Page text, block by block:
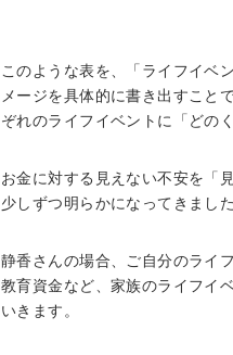
このような表を、「ライフイベ
メージを具体的に書き出すこと
ぞれのライフイベントに「どの
お金に対する見えない不安を「
少しずつ明らかになってきました
静香さんの場合、ご自分のライ
教育資金など、家族のライフイ
いきます。